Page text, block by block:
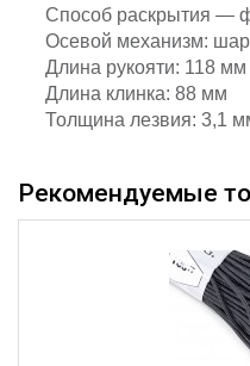
Способ раскрытия —
Осевой механизм:
Длина рукояти: 118 мм
Длина клинка: 88 мм
Толщина лезвия: 3,1
Рекомендуемые